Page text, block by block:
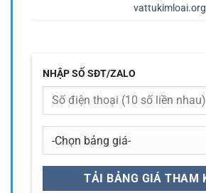
vattukimloai.org
NHẬP SỐ SĐT/ZALO